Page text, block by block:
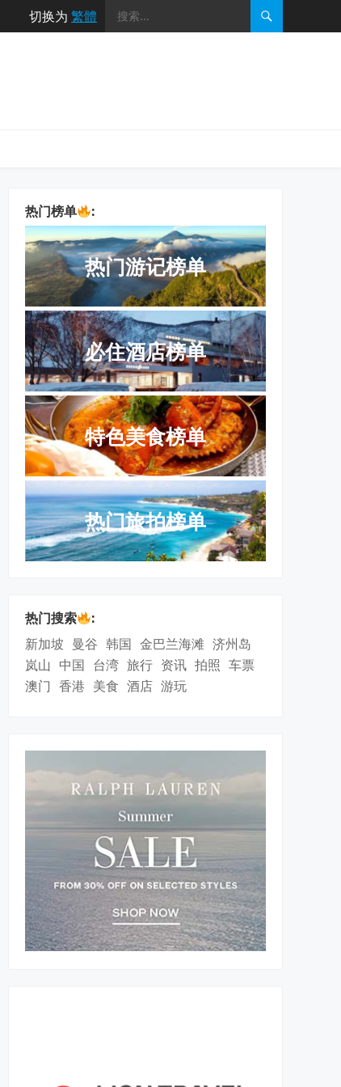
切换为 繁體
热门榜单 :
热门游记榜单
必住酒店榜单
特色美食榜单
热门旅拍榜单
热门搜索
:
新加坡 曼谷 韩国 金巴兰海滩 济州岛
岚山 中国 台湾 旅行 资讯 拍照 车票
澳门 香港 美食 酒店 游玩